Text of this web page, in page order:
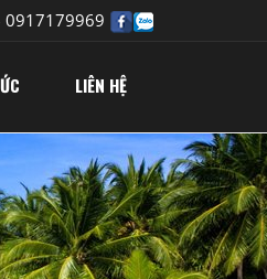
0917179969
LIÊN HỆ